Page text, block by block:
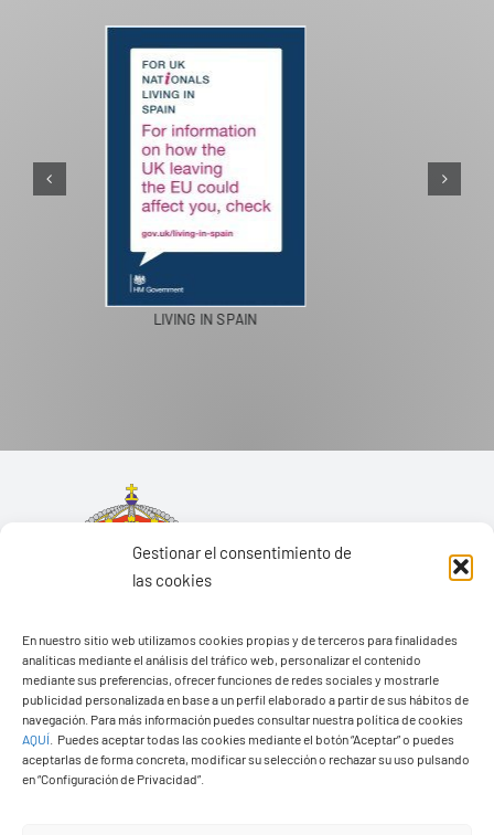
Gestionar el consentimiento de
las cookies
En nuestro sitio web utilizamos cookies propias y de terceros para finalidades
analíticas mediante el análisis del tráfico web, personalizar el contenido
mediante sus preferencias, ofrecer funciones de redes sociales y mostrarle
publicidad personalizada en base a un perfil elaborado a partir de sus hábitos de
navegación. Para más información puedes consultar nuestra política de cookies
AQUÍ
Puedes aceptar todas las cookies mediante el botón “Aceptar” o puedes
aceptarlas de forma concreta, modificar su selección o rechazar su uso pulsando
en “Configuración de Privacidad”.
PASEOS EN CAMELLO
Ayuntamiento de Yaiza